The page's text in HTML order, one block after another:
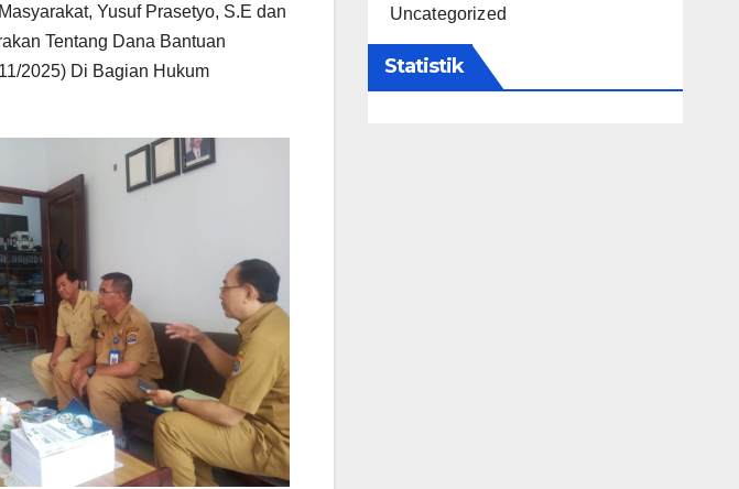
Yusuf Prasetyo, S.E dan
Tentang Dana Bantuan
2025) Di Bagian Hukum
Uncategorized
Statistik